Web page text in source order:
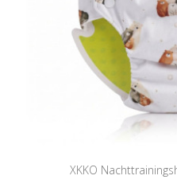
XKKO